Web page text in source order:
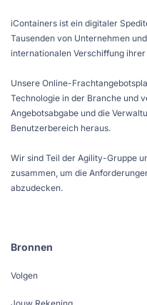
iContainers ist ein digitaler
Tausenden von Unternehmen
internationalen Verschiffung
Unsere Online-
Technologie in der Branche und
Angebotsabgabe und die
Benutzerbereich heraus.
Wir sind Teil der Agility-Gruppe
zusammen, um die
abzudecken.
Bronnen
Volgen